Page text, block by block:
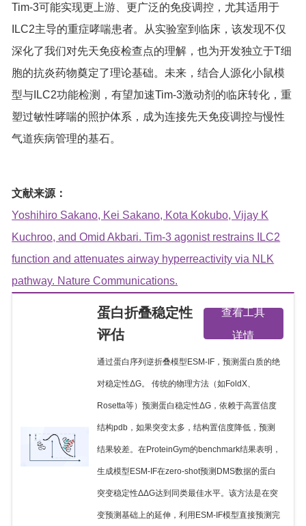
Tim-3可能实现更上游、更广泛的免疫调控，尤其适用于
ILC2主导的重症哮喘患者。从实验室到临床，该发现不仅
深化了我们对先天免疫检查点的理解，也为开发独立于T细
胞的抗炎药物奠定了理论基础。未来，结合人源化小鼠模
型与ILC2功能检测，有望加速Tim-3激动剂的临床转化，重
塑过敏性哮喘的照护体系，成为连接先天免疫调控与慢性
气道疾病管理的基石。
文献来源：
Yoshihiro Sakano, Kei Sakano, Kota Kokubo, Vijay K
Kuchroo, and Omid Akbari. Tim-3 agonist restrains ILC2
function and attenuates airway hyperreactivity via NLK
pathway. Nature Communications.
蛋白折叠稳定性
评估
查看工具
详情
通过蛋白序列逆折叠模型ESM-IF，预测蛋白质的绝
对稳定性ΔG。 传统的物理方法（如FoldX、
Rosetta等）预测蛋白稳定性ΔG，依赖于高置信度
结构pdb，如果突变太多，结构置信度降低，预测
结果较差。在ProteinGym的benchmark结果表明，
生成模型ESM-IF在zero-shot预测DMS数据的蛋白
突变稳定性ΔΔG达到同类最佳水平。该方法是在突
变预测基础上的延伸，利用ESM-IF模型直接预测完